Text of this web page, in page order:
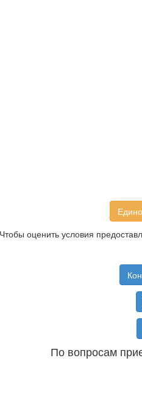
Чтобы оценить условия
По вопросам